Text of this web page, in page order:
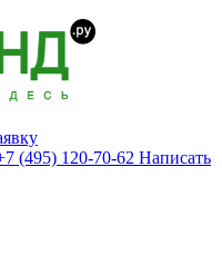
(495) 120-70-62 Написать